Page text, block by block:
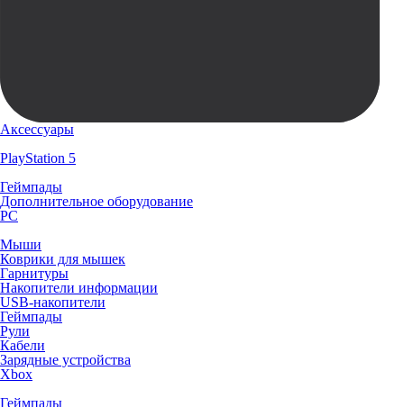
Аксессуары
PlayStation 5
Геймпады
Дополнительное оборудование
PC
Мыши
Коврики для мышек
Гарнитуры
Накопители информации
USB-накопители
Геймпады
Рули
Кабели
Зарядные устройства
Xbox
Геймпады